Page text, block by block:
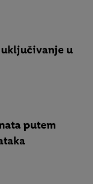
u
putem